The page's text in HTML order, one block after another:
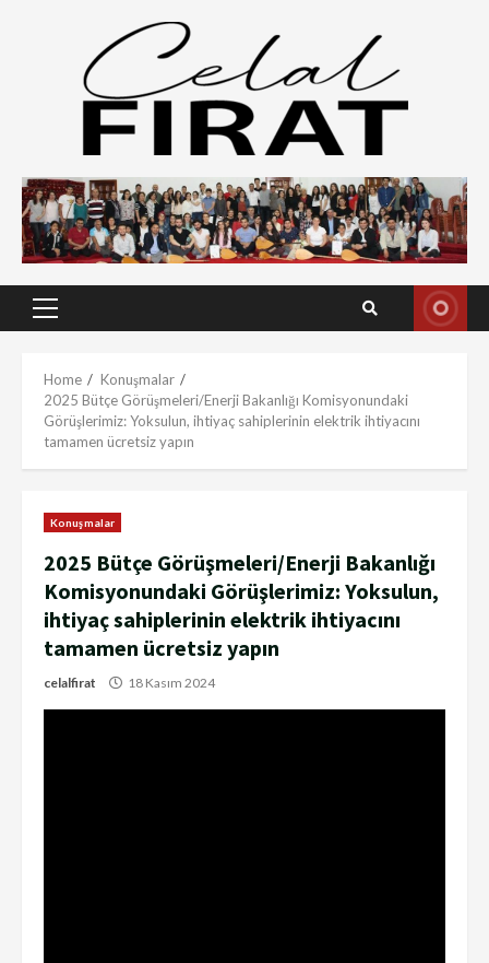
Primary
Home
Konuşmalar
2025 Bütçe Görüşmeleri/Enerji Bakanlığı Komisyonundaki
Görüşlerimiz: Yoksulun, ihtiyaç sahiplerinin elektrik ihtiyacını
tamamen ücretsiz yapın
Konuşmalar
2025 Bütçe Görüşmeleri/Enerji Bakanlığı
Komisyonundaki Görüşlerimiz: Yoksulun,
ihtiyaç sahiplerinin elektrik ihtiyacını
tamamen ücretsiz yapın
celalfirat 18 Kasım 2024